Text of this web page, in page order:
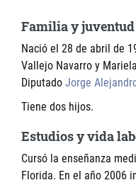
Familia y juventud
Nació el 28 de abril de
Vallejo Navarro y
Diputado Jorge
Tiene dos hijos.
Estudios y vida
Cursó la enseñanza
Florida. En el año 2006